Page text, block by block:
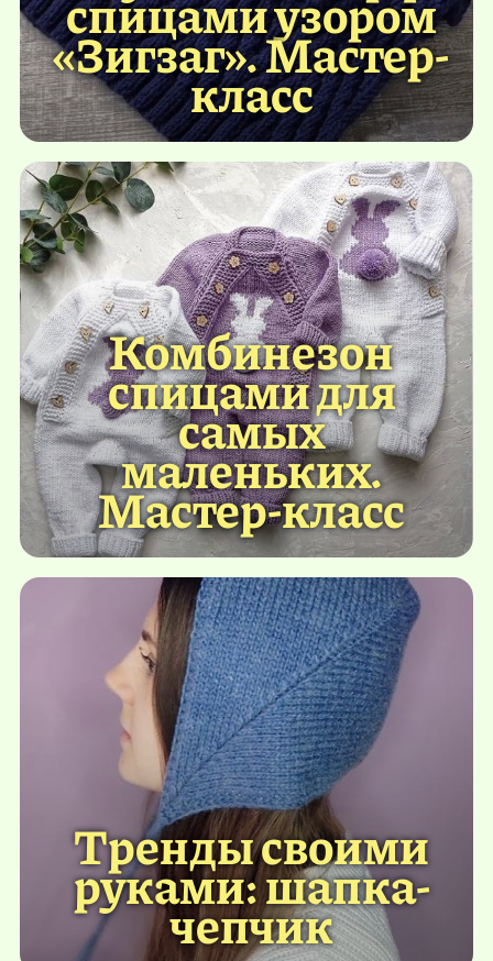
«Зигзаг». Мастер-
класс
Комбинезон
спицами для
самых
маленьких.
Мастер-класс
Тренды своими
руками: шапка-
чепчик